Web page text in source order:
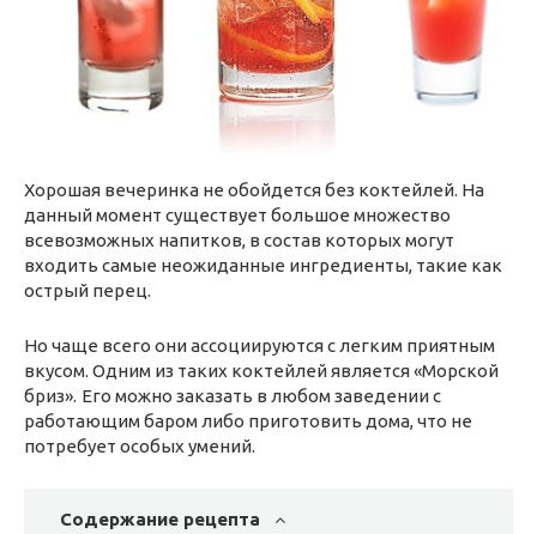
Хорошая вечеринка не обойдется без коктейлей. На
данный момент существует большое множество
всевозможных напитков, в состав которых могут
входить самые неожиданные ингредиенты, такие как
острый перец.
Но чаще всего они ассоциируются с легким приятным
вкусом. Одним из таких коктейлей является «Морской
бриз». Его можно заказать в любом заведении с
работающим баром либо приготовить дома, что не
потребует особых умений.
Содержание рецепта